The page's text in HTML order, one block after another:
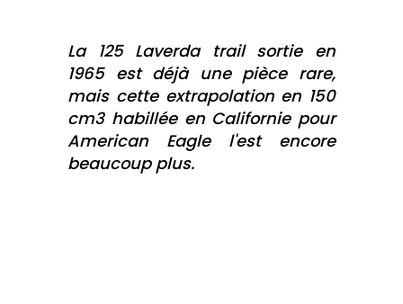
La 125 Laverda trail sortie en
1965 est déjà une pièce rare,
mais cette extrapolation en 150
cm3 habillée en Californie pour
American Eagle l'est encore
beaucoup plus.